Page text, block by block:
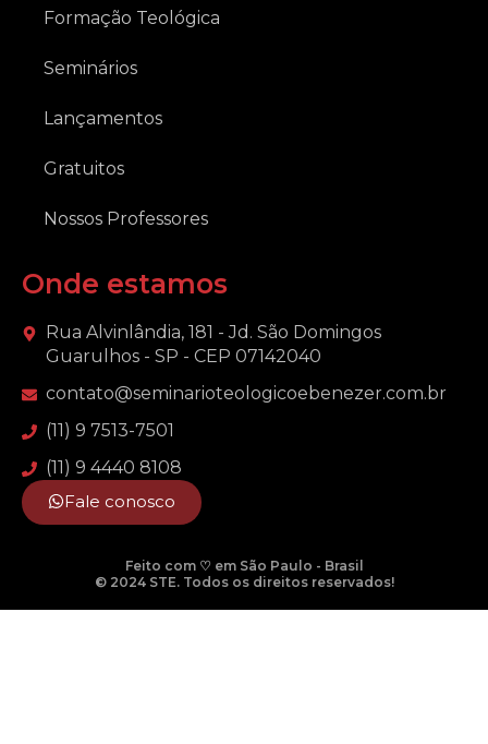
o
e
r
Formação Teológica
Seminários
Lançamentos
Gratuitos
Nossos Professores
Onde estamos
Rua Alvinlândia, 181 - Jd. São Domingos
Guarulhos - SP - CEP 07142040
contato@seminarioteologicoebenezer.com.br
(11) 9 7513-7501
(11) 9 4440 8108
Fale conosco
Feito com ♡ em São Paulo - Brasil
© 2024 STE. Todos os direitos reservados!